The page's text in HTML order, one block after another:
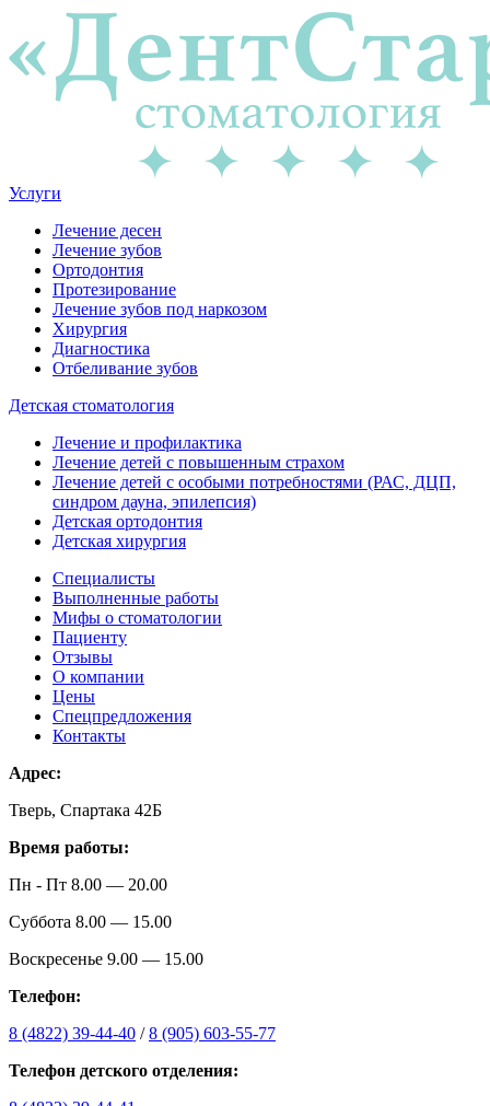
Услуги
Лечение десен
Лечение зубов
Ортодонтия
Протезирование
Лечение зубов под наркозом
Хирургия
Диагностика
Отбеливание зубов
Детская стоматология
Лечение и профилактика
Лечение детей с повышенным страхом
Лечение детей с особыми потребностями (РАС, ДЦП,
синдром дауна, эпилепсия)
Детская ортодонтия
Детская хирургия
Специалисты
Выполненные работы
Мифы о стоматологии
Пациенту
Отзывы
О компании
Цены
Спецпредложения
Контакты
Адрес:
Тверь, Спартака 42Б
Время работы:
Пн - Пт 8.00 — 20.00
Суббота 8.00 — 15.00
Воскресенье 9.00 — 15.00
Телефон:
8 (4822) 39-44-40 /8 (905) 603-55-77
Телефон детского отделения: